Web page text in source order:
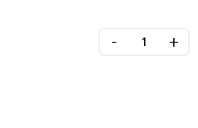
- +